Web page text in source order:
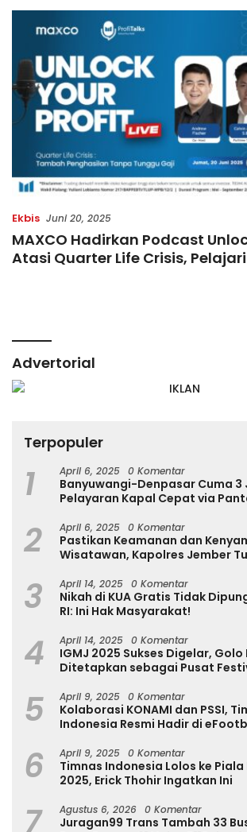
Ekbis Juni 20, 2025
MAXCO Hadirkan Podcast
Atasi Quarter Life Crisis,
Advertorial
Terpopuler
1 April 6, 2025 0 Komentar
Banyuwangi-Denpasar Cuma 3
Pelayaran Kapal Cepat via
2 April 6, 2025 0 Komentar
Pastikan Keamanan dan
Wisatawan, Kapolres Jember
3 April 14, 2025 0 Komentar
Nikah di KUA Gratis Tidak
RI: Ini Hak Masyarakat!
4 April 14, 2025 0 Komentar
IGMJ 2025 Sukses Digelar, Golo
Ditetapkan sebagai Pusat
5 April 9, 2025 0 Komentar
Kolaborasi KONAMI dan PSSI,
Indonesia Resmi Hadir di
6 April 9, 2025 0 Komentar
Timnas Indonesia Lolos ke Piala
2025, Erick Thohir Ingatkan Ini
7 Agustus 6, 2026 0 Komentar
Juragan99 Trans Tambah 33